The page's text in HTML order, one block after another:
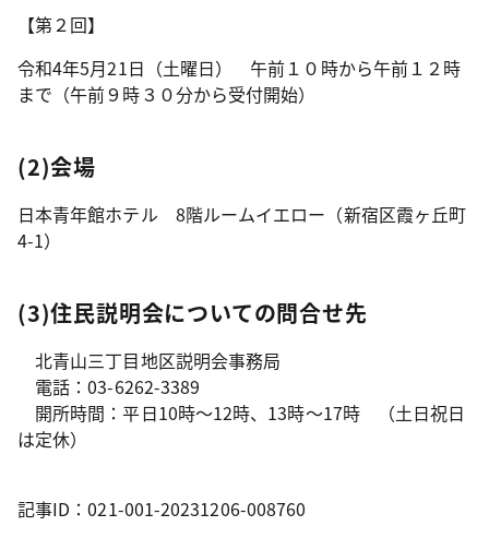
【第２回】
令和4年5月21日（土曜日） 午前１０時から午前１２時
まで（午前９時３０分から受付開始）
(2)会場
日本青年館ホテル 8階ルームイエロー（新宿区霞ヶ丘町
4-1）
(3)住民説明会についての問合せ先
北青山三丁目地区説明会事務局
電話：03-6262-3389
開所時間：平日10時～12時、13時～17時 （土日祝日
は定休）
記事ID：021-001-20231206-008760